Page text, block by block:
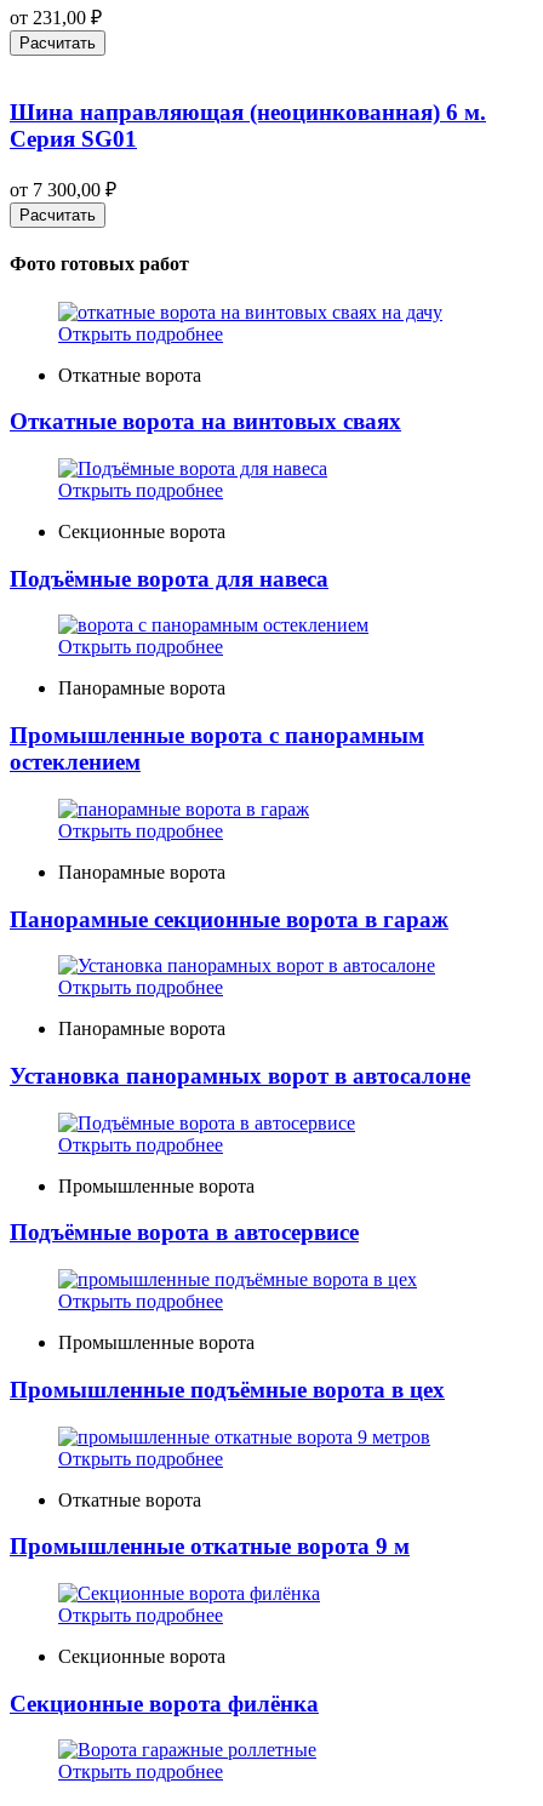
от 231,00 ₽
Расчитать
Шина направляющая (неоцинкованная) 6 м.
Серия SG01
от 7 300,00 ₽
Расчитать
Фото готовых работ
Открыть подробнее
Откатные ворота
Откатные ворота на винтовых сваях
Открыть подробнее
Секционные ворота
Подъёмные ворота для навеса
Открыть подробнее
Панорамные ворота
Промышленные ворота с панорамным
остеклением
Открыть подробнее
Панорамные ворота
Панорамные секционные ворота в гараж
Открыть подробнее
Панорамные ворота
Установка панорамных ворот в автосалоне
Открыть подробнее
Промышленные ворота
Подъёмные ворота в автосервисе
Открыть подробнее
Промышленные ворота
Промышленные подъёмные ворота в цех
Открыть подробнее
Откатные ворота
Промышленные откатные ворота 9 м
Открыть подробнее
Секционные ворота
Секционные ворота филёнка
Открыть подробнее